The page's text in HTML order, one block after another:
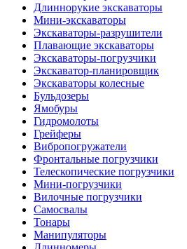
Длиннорукие экскаваторы
Мини-экскаваторы
Экскаваторы-разрушители
Плавающие экскаваторы
Экскаваторы-погрузчики
Экскаватор-планировщик
Экскаваторы колесные
Бульдозеры
Ямобуры
Гидромолоты
Грейферы
Вибро­погружатели
Фронтальные погрузчики
Телескопические погрузчики
Мини-погрузчики
Вилочные погрузчики
Самосвалы
Тонары
Манипуляторы